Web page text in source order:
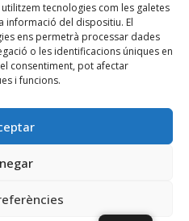
tecnologies com les galetes
informació del dispositiu. El
ens permetrà processar dades
o les identificacions úniques en
consentiment, pot afectar
i funcions.
socials